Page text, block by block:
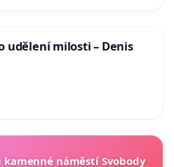
udělení milosti – Denis
kamenné náměstí Svobody